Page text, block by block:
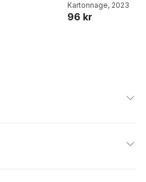
Kartonnage, 2023
96 kr